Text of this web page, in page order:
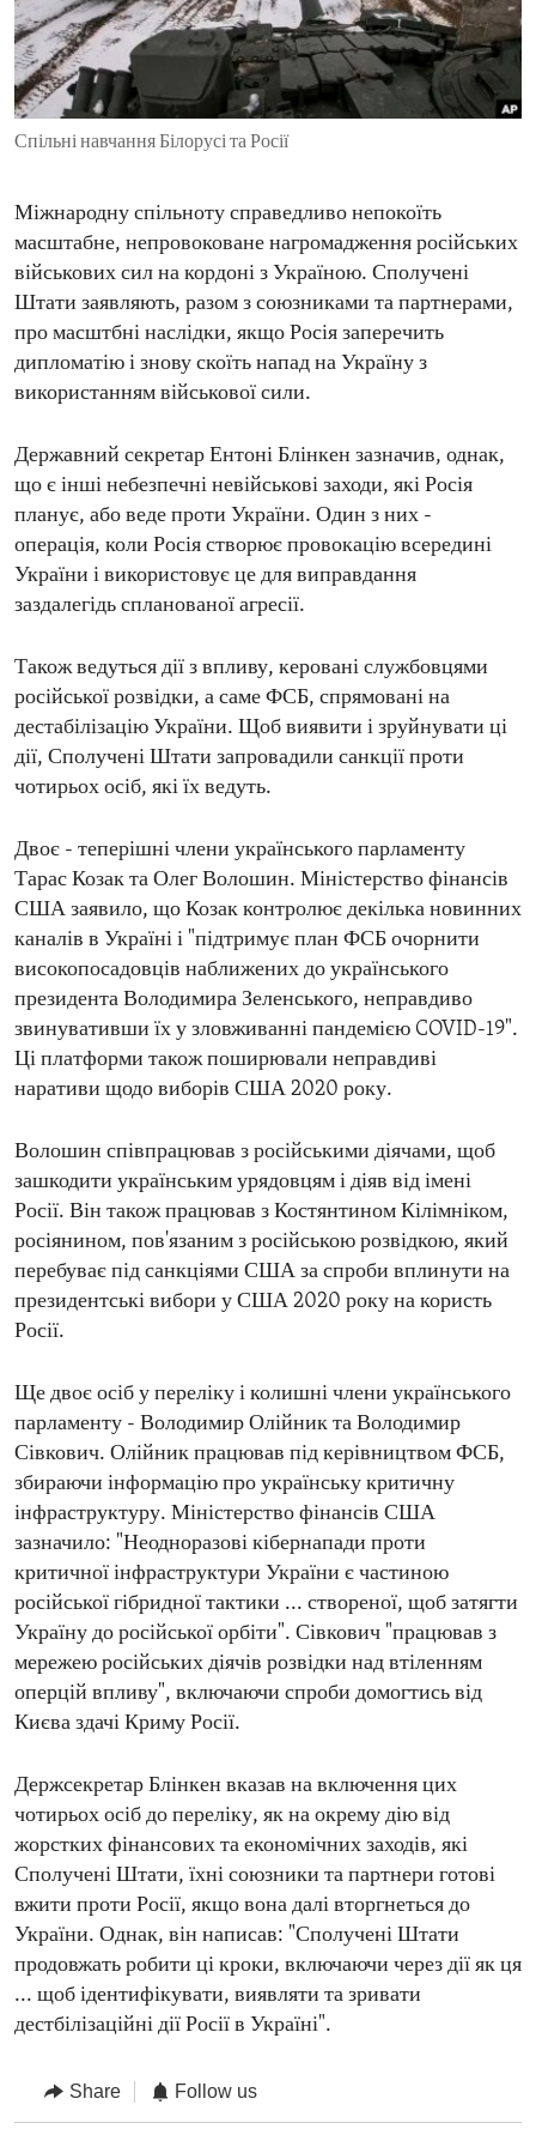
ENVIRONMENT AND HEALTH
IDEALS AND INSTITUTIONS
Спільні навчання Білорусі та Росії
Міжнародну спільноту справедливо непокоїть
масштабне, непровоковане нагромадження російських
військових сил на кордоні з Україною. Сполучені
Штати заявляють, разом з союзниками та партнерами,
про масштбні наслідки, якщо Росія заперечить
дипломатію і знову скоїть напад на Україну з
використанням військової сили.
Державний секретар Ентоні Блінкен зазначив, однак,
що є інші небезпечні невійськові заходи, які Росія
планує, або веде проти України. Один з них -
операція, коли Росія створює провокацію всередині
України і використовує це для виправдання
заздалегідь спланованої агресії.
Також ведуться дії з впливу, керовані службовцями
російської розвідки, а саме ФСБ, спрямовані на
дестабілізацію України. Щоб виявити і зруйнувати ці
дії, Сполучені Штати запровадили санкції проти
чотирьох осіб, які їх ведуть.
Двоє - теперішні члени українського парламенту
Тарас Козак та Олег Волошин. Міністерство фінансів
США заявило, що Козак контролює декілька новинних
каналів в Україні і "підтримує план ФСБ очорнити
високопосадовців наближених до українського
президента Володимира Зеленського, неправдиво
звинувативши їх у зловживанні пандемією COVID-19".
Ці платформи також поширювали неправдиві
наративи щодо виборів США 2020 року.
Волошин співпрацював з російськими діячами, щоб
зашкодити українським урядовцям і діяв від імені
Росії. Він також працював з Костянтином Кілімніком,
росіянином, пов'язаним з російською розвідкою, який
перебуває під санкціями США за спроби вплинути на
президентські вибори у США 2020 року на користь
Росії.
Ще двоє осіб у переліку і колишні члени українського
парламенту - Володимир Олійник та Володимир
Сівкович. Олійник працював під керівництвом ФСБ,
збираючи інформацію про українську критичну
інфраструктуру. Міністерство фінансів США
зазначило: "Неодноразові кібернапади проти
критичної інфраструктури України є частиною
російської гібридної тактики ... створеної, щоб затягти
Україну до російської орбіти". Сівкович "працював з
мережею російських діячів розвідки над втіленням
оперцій впливу", включаючи спроби домогтись від
Києва здачі Криму Росії.
Держсекретар Блінкен вказав на включення цих
чотирьох осіб до переліку, як на окрему дію від
жорстких фінансових та економічних заходів, які
Сполучені Штати, їхні союзники та партнери готові
вжити проти Росії, якщо вона далі вторгнеться до
України. Однак, він написав: "Сполучені Штати
продовжать робити ці кроки, включаючи через дії як ця
... щоб ідентифікувати, виявляти та зривати
дестбілізаційні дії Росії в Україні".
Share Follow us